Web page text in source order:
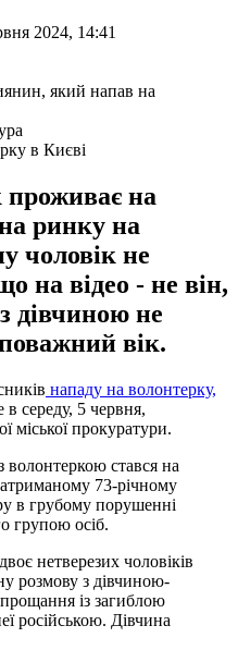
2024, 14:41
в Києві
проживає на
ринку на
чоловік не
на відео - не він,
дівчиною не
вік.
нападу на волонтерку,
середу, 5 червня,
міської прокуратури.
волонтеркою стався на
73-річному
в грубому порушенні
групою осіб.
нетверезих чоловіків
розмову з дівчиною-
із загиблою
російською. Дівчина